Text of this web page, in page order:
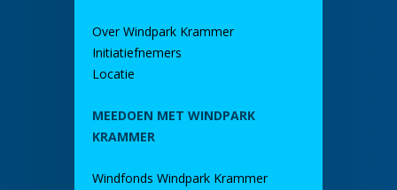
Over Windpark Krammer
Initiatiefnemers
Locatie
MEEDOEN MET WINDPARK
KRAMMER
Windfonds Windpark Krammer